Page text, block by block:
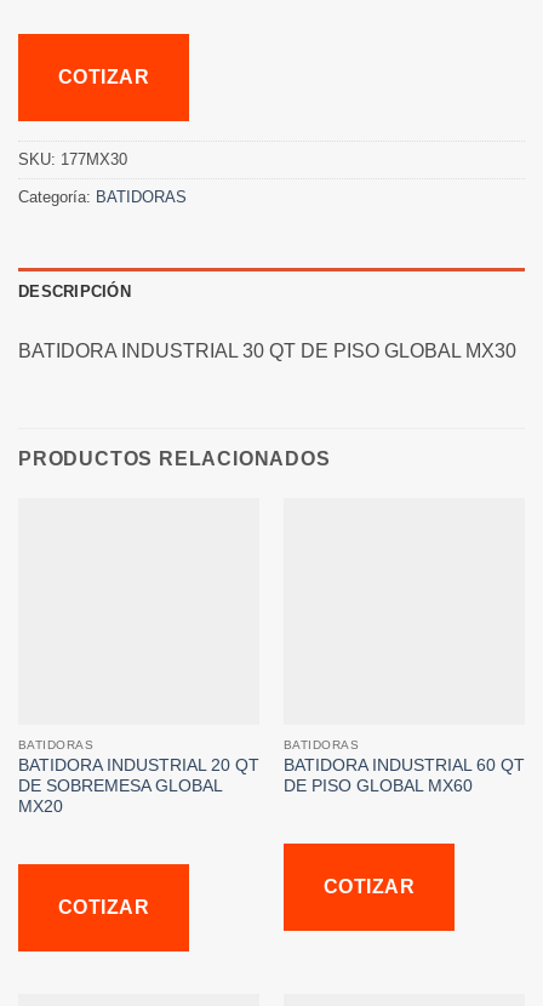
COTIZAR
SKU: 177MX30
Categoría: BATIDORAS
DESCRIPCIÓN
BATIDORA INDUSTRIAL 30 QT DE PISO GLOBAL MX30
PRODUCTOS RELACIONADOS
BATIDORAS
BATIDORA INDUSTRIAL 20 QT
DE SOBREMESA GLOBAL
MX20
COTIZAR
BATIDORAS
BATIDORA INDUSTRIAL 60 QT
DE PISO GLOBAL MX60
COTIZAR